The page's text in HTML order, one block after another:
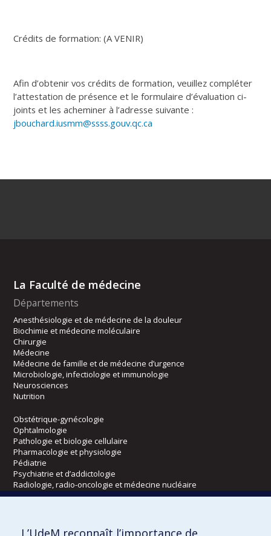
Crédits de formation: (A VENIR)
Afin d’obtenir vos crédits de formation, veuillez compléter
l’attestation de présence et le formulaire d’évaluation ci-
joints et les acheminer à l’adresse suivante :
jbouchard.iusmm@ssss.gouv.qc.ca
La Faculté de médecine
Départements
Anesthésiologie et de médecine de la douleur
Biochimie et médecine moléculaire
Chirurgie
Médecine
Médecine de famille et de médecine d’urgence
Microbiologie, infectiologie et immunologie
Neurosciences
Nutrition
Obstétrique-gynécologie
Ophtalmologie
Pathologie et biologie cellulaire
Pharmacologie et physiologie
Pédiatrie
Psychiatrie et d’addictologie
Radiologie, radio-oncologie et médecine nucléaire
L’UdeM reconnaît l’importance de